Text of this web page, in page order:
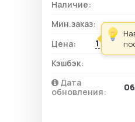
Наличие:
Мин.заказ:
Цена:
1 239,30
Кэшбэк:
Дата
обновления: